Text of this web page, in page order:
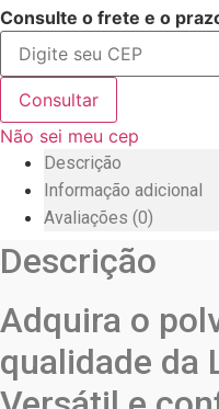
KG
quantidade
Consulte o frete e o
Consultar
Não sei meu cep
Descrição
Informação adicional
Avaliações (0)
Descrição
Adquira o
qualidade da